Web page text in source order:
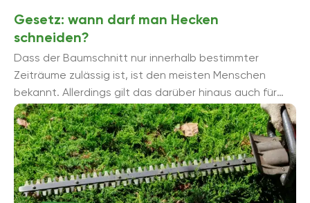
Gesetz: wann darf man Hecken
schneiden?
Dass der Baumschnitt nur innerhalb bestimmter
Zeiträume zulässig ist, ist den meisten Menschen
bekannt. Allerdings gilt das darüber hinaus auch für
alle anderen Gehölze. Wir ...